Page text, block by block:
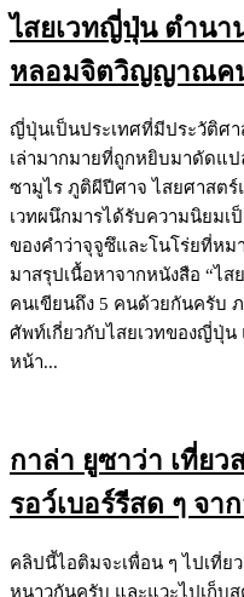
ไสยเวทญี่ปุ่น ตำนา
หลอมจิตวิญญาณค
ญี่ปุ่นเป็นประเทศที่มีประวัติศา
เล่ามากมายที่ถูกหยิบมาดัดแป
ซามูไร ภูติผีปีศาจ ไสยศาสตร์
เวทผนึกมารได้รับความนิยมเ
ของคำว่าจุจูซึและโนโร่ยที่หม
มาสรุปเนื้อหาจากหนังสือ “ไ
คนเขียนถึง 5 คนด้วยกันครับ
ศัพท์เกี่ยวกับไสยเวทของญี่ปุ่
หน้า...
กาล่า ยูซาว่า เที่ยว
รอว์เบอร์รีสด ๆ จา
คลิปนี้ไอติมจะเพื่อน ๆ ไปเที่ย
หนาวกันครับ และแวะไปเก็บ